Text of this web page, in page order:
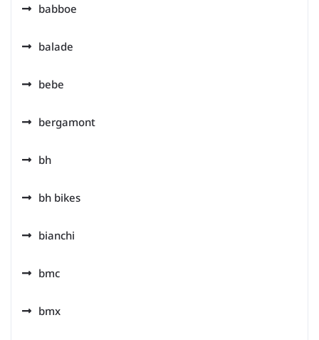
babboe
balade
bebe
bergamont
bh
bh bikes
bianchi
bmc
bmx